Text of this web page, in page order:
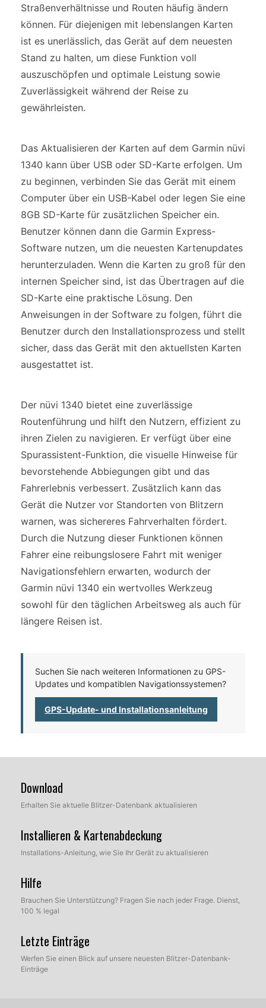
Straßenverhältnisse und Routen häufig ändern
können. Für diejenigen mit lebenslangen Karten
ist es unerlässlich, das Gerät auf dem neuesten
Stand zu halten, um diese Funktion voll
auszuschöpfen und optimale Leistung sowie
Zuverlässigkeit während der Reise zu
gewährleisten.
Das Aktualisieren der Karten auf dem Garmin nüvi
1340 kann über USB oder SD-Karte erfolgen. Um
zu beginnen, verbinden Sie das Gerät mit einem
Computer über ein USB-Kabel oder legen Sie eine
8GB SD-Karte für zusätzlichen Speicher ein.
Benutzer können dann die Garmin Express-
Software nutzen, um die neuesten Kartenupdates
herunterzuladen. Wenn die Karten zu groß für den
internen Speicher sind, ist das Übertragen auf die
SD-Karte eine praktische Lösung. Den
Anweisungen in der Software zu folgen, führt die
Benutzer durch den Installationsprozess und stellt
sicher, dass das Gerät mit den aktuellsten Karten
ausgestattet ist.
Der nüvi 1340 bietet eine zuverlässige
Routenführung und hilft den Nutzern, effizient zu
ihren Zielen zu navigieren. Er verfügt über eine
Spurassistent-Funktion, die visuelle Hinweise für
bevorstehende Abbiegungen gibt und das
Fahrerlebnis verbessert. Zusätzlich kann das
Gerät die Nutzer vor Standorten von Blitzern
warnen, was sichereres Fahrverhalten fördert.
Durch die Nutzung dieser Funktionen können
Fahrer eine reibungslosere Fahrt mit weniger
Navigationsfehlern erwarten, wodurch der
Garmin nüvi 1340 ein wertvolles Werkzeug
sowohl für den täglichen Arbeitsweg als auch für
längere Reisen ist.
Suchen Sie nach weiteren Informationen zu GPS-
Updates und kompatiblen Navigationssystemen?
GPS-Update- und Installationsanleitung
Download
Erhalten Sie aktuelle Blitzer-Datenbank aktualisieren
Installieren & Kartenabdeckung
Installations-Anleitung, wie Sie Ihr Gerät zu aktualisieren
Hilfe
Brauchen Sie Unterstützung? Fragen Sie nach jeder Frage. Dienst,
100 % legal
Letzte Einträge
Werfen Sie einen Blick auf unsere neuesten Blitzer-Datenbank-
Einträge